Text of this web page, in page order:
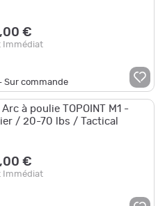
€
Immédiat
Sur commande
Arc à poulie TOPOINT M1 -
/ 20-70 lbs / Tactical
€
Immédiat